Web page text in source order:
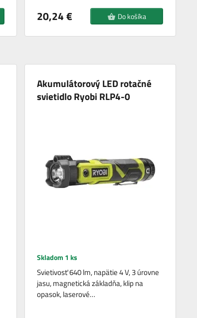
20,24 € Do košíka
Akumulátorový LED rotačné
svietidlo Ryobi RLP4-0
Skladom 1 ks
Svietivosť 640 lm, napätie 4 V, 3 úrovne
jasu, magnetická základňa, klip na
opasok, laserové…